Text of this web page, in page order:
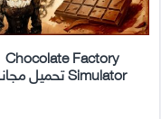
Chocolate Factory
Simulator تحميل مجانا